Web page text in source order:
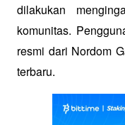
dilakukan
komunitas.
resmi dari Nordom
terbaru.